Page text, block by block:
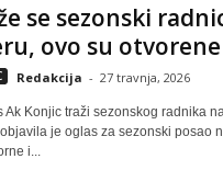
se sezonski
ovo su
Redakcija - 27 travnja, 2026
Ak Konjic traži sezonskog radnika
je oglas za sezonski posao
i...